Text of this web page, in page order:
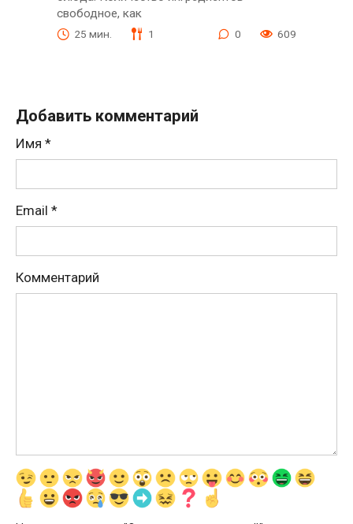
свободное, как
25 мин. 1 0 609
Добавить комментарий
Имя *
Email *
Комментарий